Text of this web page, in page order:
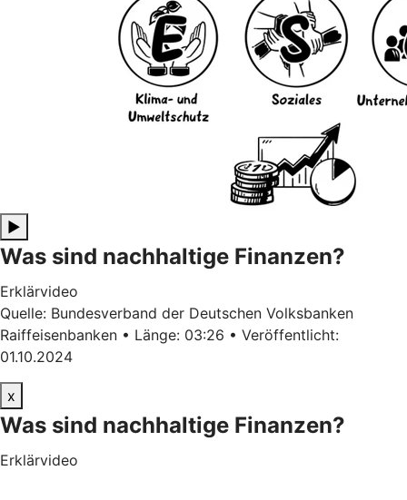
▶
Was sind nachhaltige Finanzen?
Erklärvideo
Quelle: Bundesverband der Deutschen Volksbanken
Raiffeisenbanken • Länge: 03:26 • Veröffentlicht:
01.10.2024
x
Was sind nachhaltige Finanzen?
Erklärvideo